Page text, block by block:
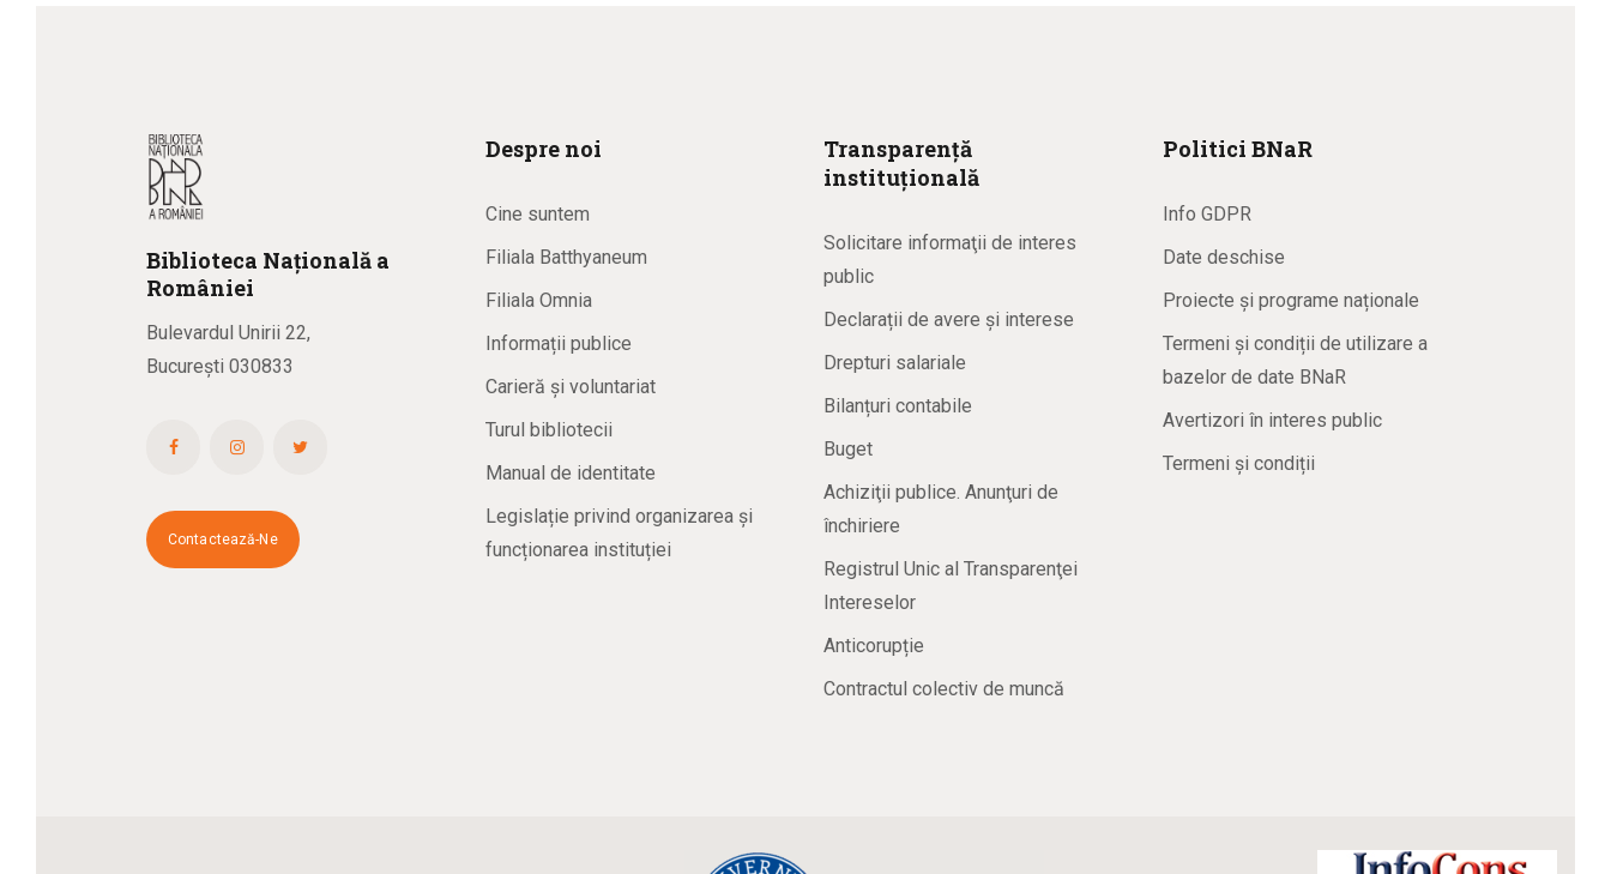
Biblioteca Națională a
României
Bulevardul Unirii 22,
București 030833
Contactează-Ne
Despre noi
Cine suntem
Filiala Batthyaneum
Filiala Omnia
Informații publice
Carieră și voluntariat
Turul bibliotecii
Manual de identitate
Legislație privind organizarea și
funcționarea instituției
Transparență
instituțională
Solicitare informaţii de interes
public
Declarații de avere și interese
Drepturi salariale
Bilanțuri contabile
Buget
Achiziţii publice. Anunţuri de
închiriere
Registrul Unic al Transparenţei
Intereselor
Anticorupție
Contractul colectiv de muncă
Politici BNaR
Info GDPR
Date deschise
Proiecte și programe naționale
Termeni și condiții de utilizare a
bazelor de date BNaR
Avertizori în interes public
Termeni și condiții